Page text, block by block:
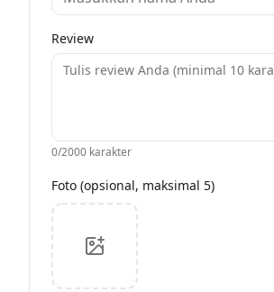
Review
0/2000 karakter
Foto (opsional, maksimal 5)